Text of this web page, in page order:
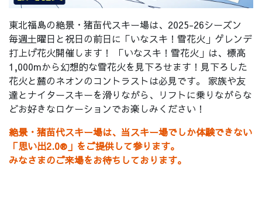
東北福島の絶景・猪苗代スキー場は、 2025-26シーズン
毎週土曜日と祝日の前日に「いなスキ！雪花火」ゲレンデ
打上げ花火開催します！ 「いなスキ！雪花火」は、標高
1,000mから幻想的な雪花火を見下ろせます！見下ろした
花火と麓のネオンのコントラストは必見です。 家族や友
達とナイタースキーを滑りながら、リフトに乗りながらな
どお好きなロケーションでお楽しみください！
絶景・猪苗代スキー場は、当スキー場でしか体験できない
「思い出2.0®」をご提供して参ります。
みなさまのご来場をお待ちしております。